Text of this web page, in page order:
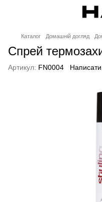
Каталог Домашній догляд
Спрей
Артикул: FN0004 Написати